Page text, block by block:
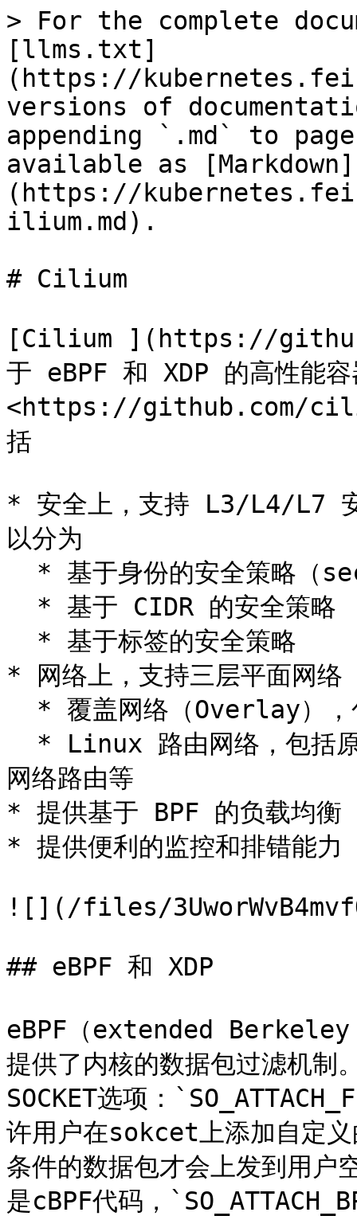
> For the complete
[llms.txt]
(https://
versions of
appending `.md` to
available as [Markdown]
(https://
ilium.md).
# Cilium
[Cilium ](https://
于 eBPF 和 XDP 的高性能容
<https://github.com/
括
* 安全上，支持 L3/L4/L7 安
以分为
* 网络上，支持三层平面
网络路由等
* 提供基于 BPF 的负载均衡
* 提供便利的监控和排错能力
![](/files/
## eBPF 和 XDP
eBPF（extended
提供了内核的数据包过滤机制
SOCKET选项：
许用户在sokcet上添加自
条件的数据包才会上发到用户
是cBPF代码，